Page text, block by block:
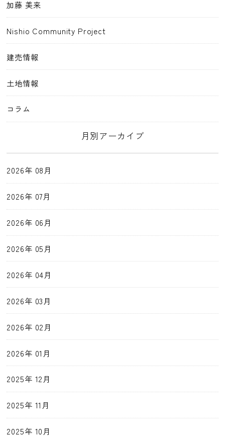
加藤 美来
Nishio Community Project
建売情報
土地情報
コラム
月別アーカイブ
2026年 08月
2026年 07月
2026年 06月
2026年 05月
2026年 04月
2026年 03月
2026年 02月
2026年 01月
2025年 12月
2025年 11月
2025年 10月